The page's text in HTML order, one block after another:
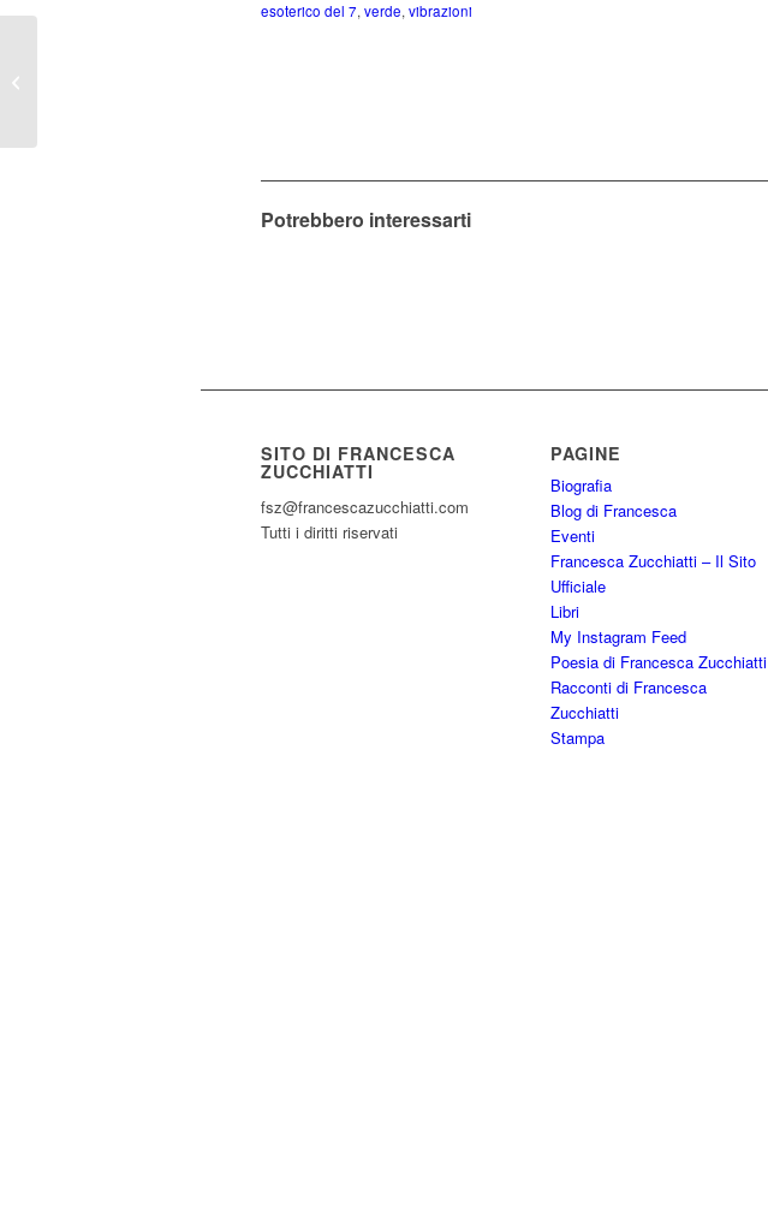
esoterico del 7, verde, vibrazioni
Potrebbero interessarti
SITO DI FRANCESCA
ZUCCHIATTI
fsz@francescazucchiatti.com
Tutti i diritti riservati
PAGINE
Biografia
Blog di Francesca
Eventi
Francesca Zucchiatti – Il Sito
Ufficiale
Libri
My Instagram Feed
Poesia di Francesca Zucchiatti
Racconti di Francesca
Zucchiatti
Stampa